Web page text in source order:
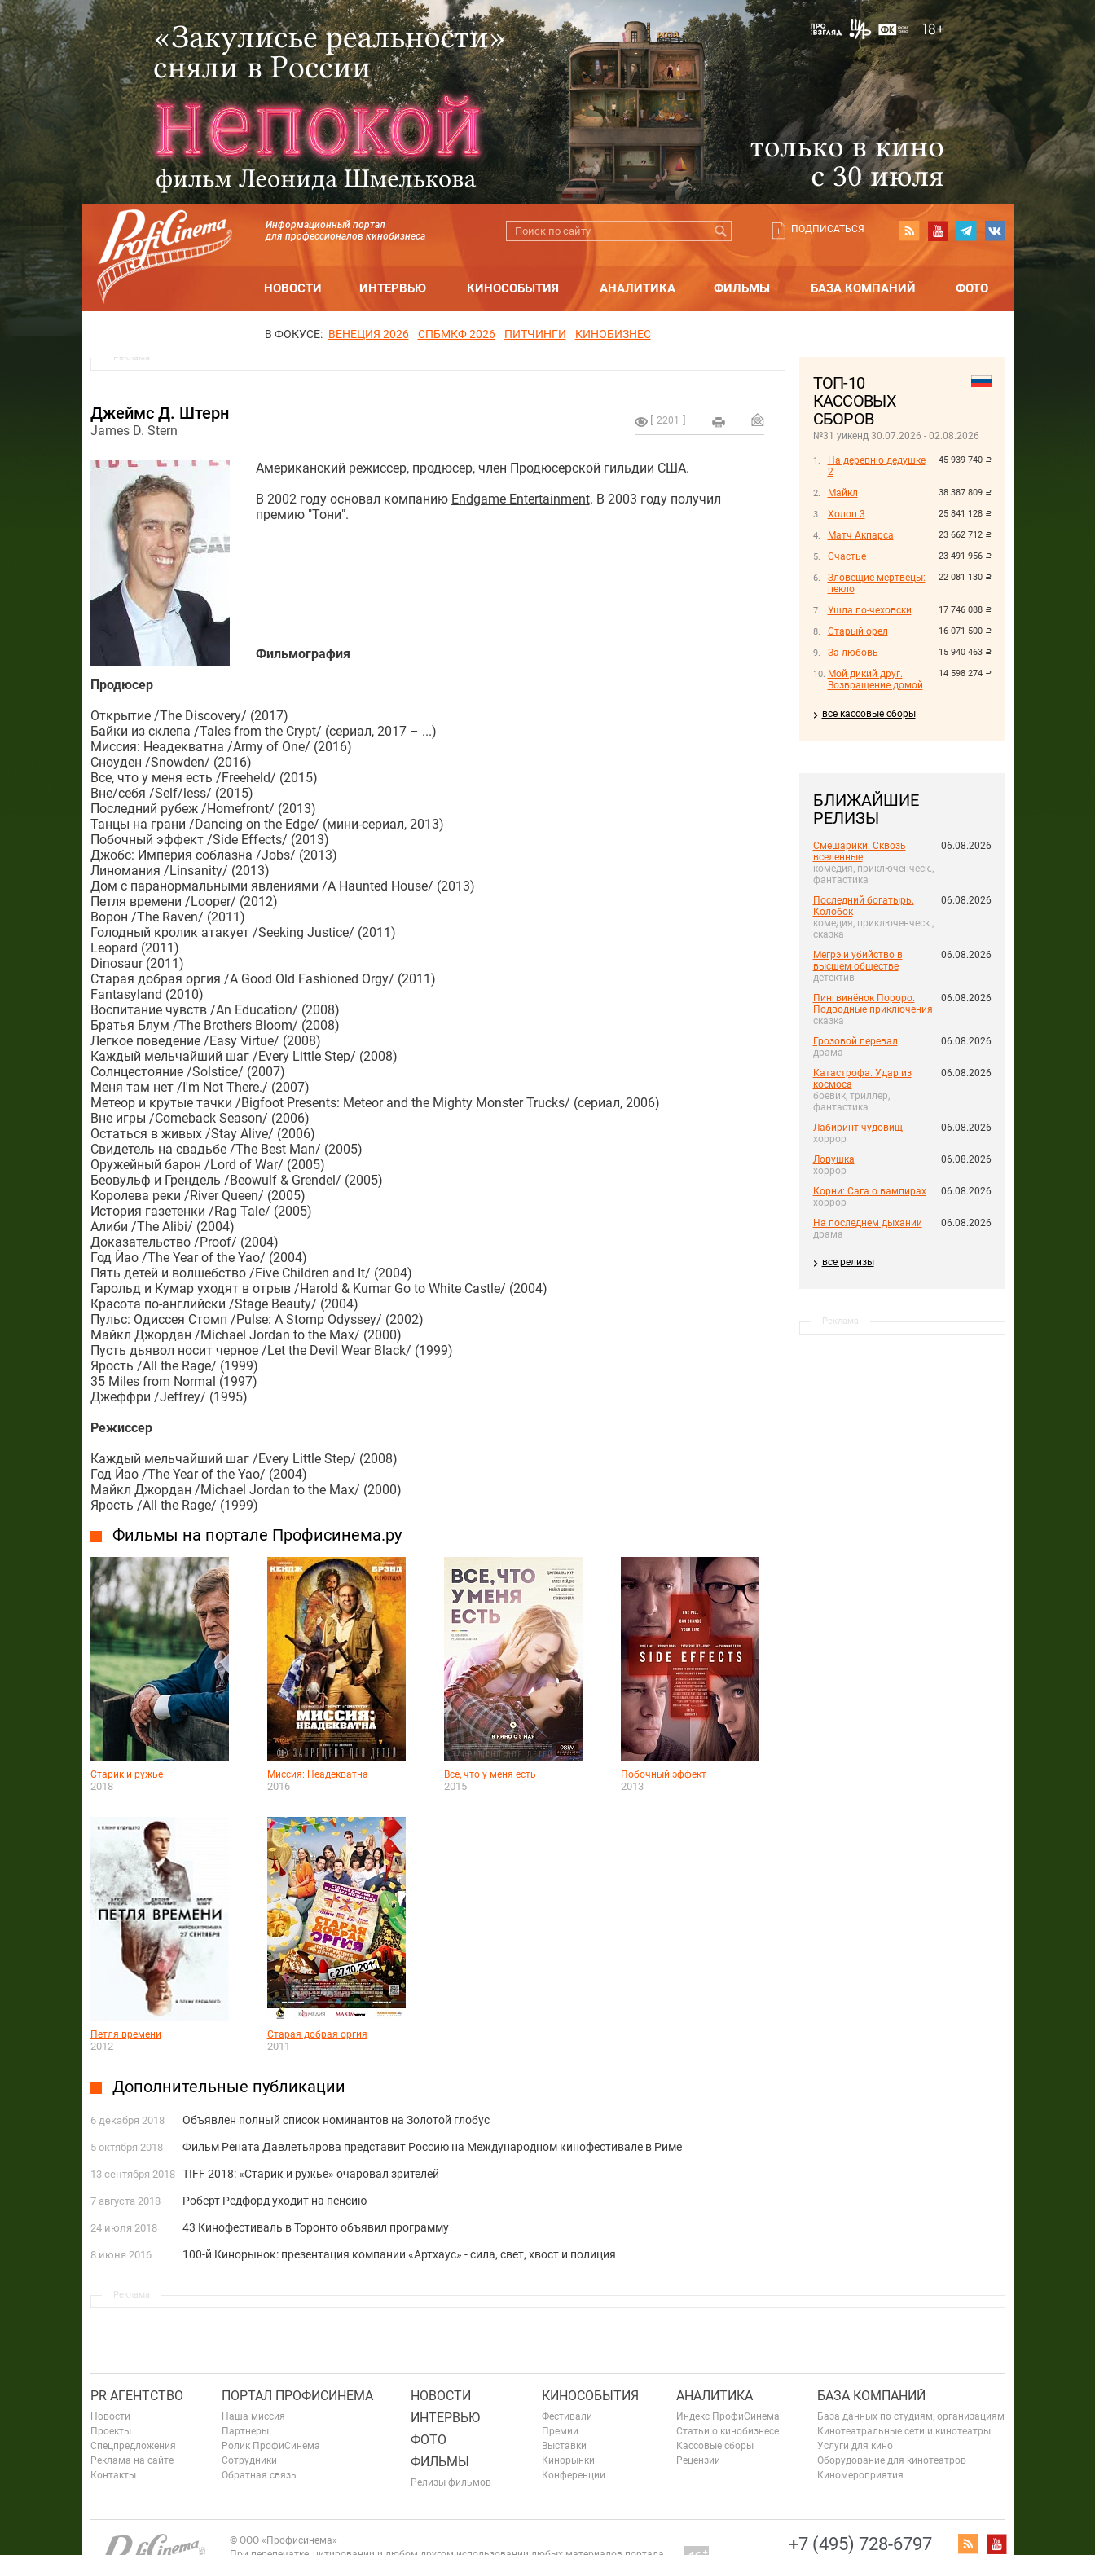
Информационный портал
для профессионалов кинобизнеса
ПОДПИСАТЬСЯ
НОВОСТИ ИНТЕРВЬЮ КИНОСОБЫТИЯ АНАЛИТИКА ФИЛЬМЫ БАЗА КОМПАНИЙ ФОТО
В ФОКУСЕ: ВЕНЕЦИЯ 2026 СПБМКФ 2026 ПИТЧИНГИ КИНОБИЗНЕС
ТОП-10
КАССОВЫХ
СБОРОВ
№31 уикенд 30.07.2026 - 02.08.2026
45 939 740 руб.
На деревню дедушке
2
38 387 809 руб.
Майкл
25 841 128 руб.
Холоп 3
23 662 712 руб.
Матч Акпарса
23 491 956 руб.
Счастье
22 081 130 руб.
Зловещие мертвецы:
пекло
17 746 088 руб.
Ушла по-чеховски
16 071 500 руб.
Старый орел
15 940 463 руб.
За любовь
14 598 274 руб.
Мой дикий друг.
Возвращение домой
все кассовые сборы
БЛИЖАЙШИЕ
РЕЛИЗЫ
Смешарики. Сквозь
вселенные
комедия, приключенческ.,
фантастика
06.08.2026
Последний богатырь.
Колобок
комедия, приключенческ.,
сказка
06.08.2026
Мегрэ и убийство в
высшем обществе
детектив
06.08.2026
Пингвинёнок Пороро.
Подводные приключения
сказка
06.08.2026
Грозовой перевал
драма
06.08.2026
Катастрофа. Удар из
космоса
боевик, триллер,
фантастика
06.08.2026
Лабиринт чудовищ
хоррор
06.08.2026
Ловушка
хоррор
06.08.2026
Корни: Сага о вампирах
хоррор
06.08.2026
На последнем дыхании
драма
06.08.2026
все релизы
Реклама
Реклама
2201
Джеймс Д. Штерн
James D. Stern
Американский режиссер, продюсер, член Продюсерской гильдии США.
В 2002 году основал компанию Endgame Entertainment. В 2003 году получил
премию "Тони".
Фильмография
Продюсер
Открытие /The Discovery/ (2017)
Байки из склепа /Tales from the Crypt/ (сериал, 2017 – ...)
Миссия: Неадекватна /Army of One/ (2016)
Сноуден /Snowden/ (2016)
Все, что у меня есть /Freeheld/ (2015)
Вне/себя /Self/less/ (2015)
Последний рубеж /Homefront/ (2013)
Танцы на грани /Dancing on the Edge/ (мини-сериал, 2013)
Побочный эффект /Side Effects/ (2013)
Джобс: Империя соблазна /Jobs/ (2013)
Линомания /Linsanity/ (2013)
Дом с паранормальными явлениями /A Haunted House/ (2013)
Петля времени /Looper/ (2012)
Ворон /The Raven/ (2011)
Голодный кролик атакует /Seeking Justice/ (2011)
Leopard (2011)
Dinosaur (2011)
Старая добрая оргия /A Good Old Fashioned Orgy/ (2011)
Fantasyland (2010)
Воспитание чувств /An Education/ (2008)
Братья Блум /The Brothers Bloom/ (2008)
Легкое поведение /Easy Virtue/ (2008)
Каждый мельчайший шаг /Every Little Step/ (2008)
Солнцестояние /Solstice/ (2007)
Меня там нет /I'm Not There./ (2007)
Метеор и крутые тачки /Bigfoot Presents: Meteor and the Mighty Monster Trucks/ (сериал, 2006)
Вне игры /Comeback Season/ (2006)
Остаться в живых /Stay Alive/ (2006)
Свидетель на свадьбе /The Best Man/ (2005)
Оружейный барон /Lord of War/ (2005)
Беовульф и Грендель /Beowulf & Grendel/ (2005)
Королева реки /River Queen/ (2005)
История газетенки /Rag Tale/ (2005)
Алиби /The Alibi/ (2004)
Доказательство /Proof/ (2004)
Год Йао /The Year of the Yao/ (2004)
Пять детей и волшебство /Five Children and It/ (2004)
Гарольд и Кумар уходят в отрыв /Harold & Kumar Go to White Castle/ (2004)
Красота по-английски /Stage Beauty/ (2004)
Пульс: Одиссея Стомп /Pulse: A Stomp Odyssey/ (2002)
Майкл Джордан /Michael Jordan to the Max/ (2000)
Пусть дьявол носит черное /Let the Devil Wear Black/ (1999)
Ярость /All the Rage/ (1999)
35 Miles from Normal (1997)
Джеффри /Jeffrey/ (1995)
Режиссер
Каждый мельчайший шаг /Every Little Step/ (2008)
Год Йао /The Year of the Yao/ (2004)
Майкл Джордан /Michael Jordan to the Max/ (2000)
Ярость /All the Rage/ (1999)
Фильмы на портале Профисинема.ру
Старик и ружье
2018
Миссия: Неадекватна
2016
Все, что у меня есть
2015
Побочный эффект
2013
Петля времени
2012
Старая добрая оргия
2011
Дополнительные публикации
6 декабря 2018 Объявлен полный список номинантов на Золотой глобус
5 октября 2018 Фильм Рената Давлетьярова представит Россию на Международном кинофестивале в Риме
13 сентября 2018 TIFF 2018: «Старик и ружье» очаровал зрителей
7 августа 2018 Роберт Редфорд уходит на пенсию
24 июля 2018 43 Кинофестиваль в Торонто объявил программу
8 июня 2016 100-й Кинорынок: презентация компании «Артхаус» - сила, свет, хвост и полиция
Реклама
PR АГЕНТСТВО
Новости
Проекты
Спецпредложения
Реклама на сайте
Контакты
ПОРТАЛ ПРОФИСИНЕМА
Наша миссия
Партнеры
Ролик ПрофиСинема
Сотрудники
Обратная связь
НОВОСТИ
ИНТЕРВЬЮ
ФОТО
ФИЛЬМЫ
Релизы фильмов
КИНОСОБЫТИЯ
Фестивали
Премии
Выставки
Кинорынки
Конференции
АНАЛИТИКА
Индекс ПрофиСинема
Статьи о кинобизнесе
Кассовые сборы
Рецензии
БАЗА КОМПАНИЙ
База данных по студиям, организациям
Кинотеатральные сети и кинотеатры
Услуги для кино
Оборудование для кинотеатров
Киномероприятия
+7 (495) 728-6797
© ООО «Профисинема»